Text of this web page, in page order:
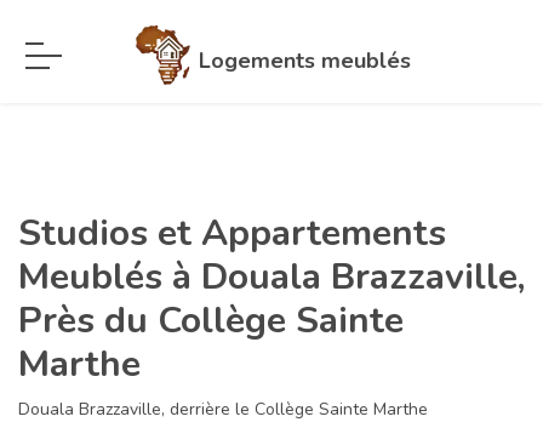
Logements meublés
Studios et Appartements
Meublés à Douala Brazzaville,
Près du Collège Sainte
Marthe
Douala Brazzaville, derrière le Collège Sainte Marthe